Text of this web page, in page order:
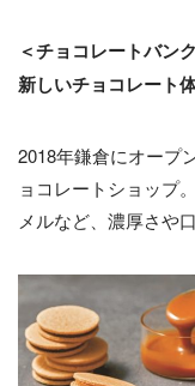
＜チョコレートバン
新しいチョコレート
2018年鎌倉にオープ
ョコレートショップ
メルなど、濃厚さや